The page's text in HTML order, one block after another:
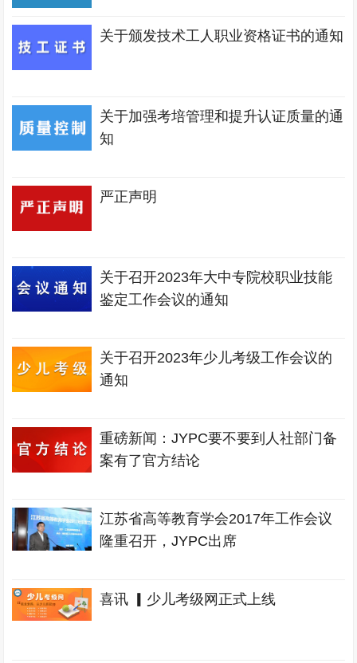
关于颁发技术工人职业资格证书的通知
关于加强考培管理和提升认证质量的通
知
严正声明
关于召开2023年大中专院校职业技能
鉴定工作会议的通知
关于召开2023年少儿考级工作会议的
通知
重磅新闻：JYPC要不要到人社部门备
案有了官方结论
江苏省高等教育学会2017年工作会议
隆重召开，JYPC出席
喜讯 ▎少儿考级网正式上线